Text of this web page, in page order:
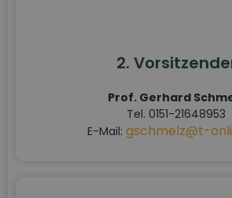
2.
Prof. Gerhard
Tel. 0151-21648953
E-Mail: gschmelz@t-